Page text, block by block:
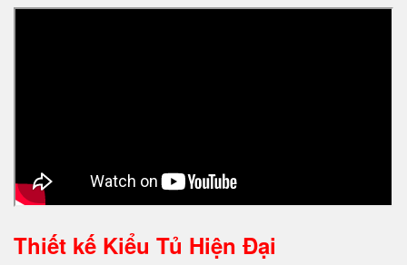
Thiết kế Kiểu Tủ Hiện Đại